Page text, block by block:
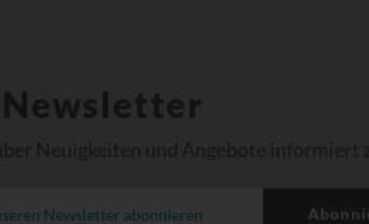
Newsletter
Neuigkeiten und Angebote informiert